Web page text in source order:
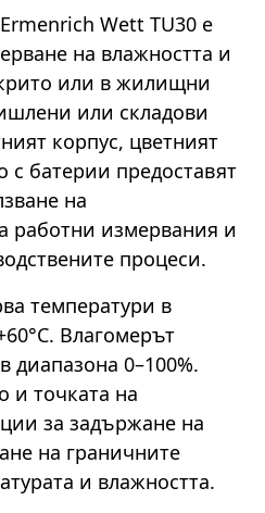
Wett TU30 е
на влажността и
или в жилищни
или складови
корпус, цветният
с батерии предоставят
на
работни измервания и
процеси.
температури в
Влагомерът
диапазона 0–100%.
и точката на
за задържане на
на граничните
и влажността.